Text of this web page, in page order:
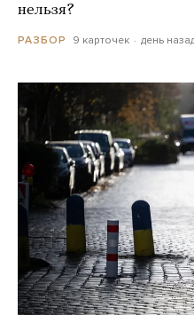
нельзя?
РАЗБОР 9 карточек день